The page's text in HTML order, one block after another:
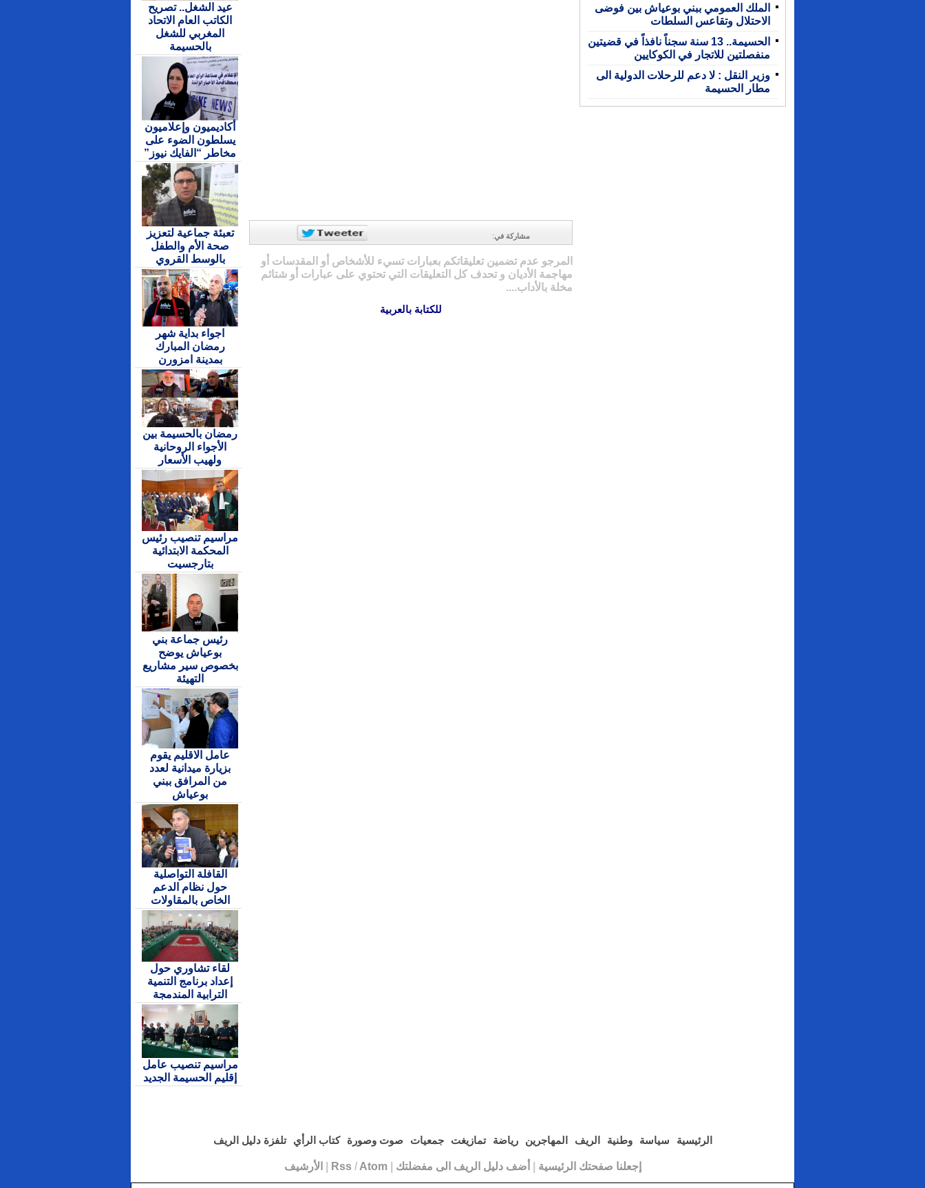
الملك العمومي ببني بوعياش بين فوضى
الاحتلال وتقاعس السلطات
الحسيمة.. 13 سنة سجناً نافذاً في قضيتين
منفصلتين للاتجار في الكوكايين
وزير النقل : لا دعم للرحلات الدولية الى
مطار الحسيمة
مشاركة في:
المرجو عدم تضمين تعليقاتكم بعبارات تسيء للأشخاص أو المقدسات أو
مهاجمة الأديان و تحدف كل التعليقات التي تحتوي على عبارات أو شتائم
مخلة بالأداب....
للكتابة بالعربية
عيد الشغل.. تصريح
الكاتب العام الاتحاد
المغربي للشغل
بالحسيمة
أكاديميون وإعلاميون
يسلطون الضوء على
مخاطر “الفايك نيوز”
تعبئة جماعية لتعزيز
صحة الأم والطفل
بالوسط القروي
اجواء بداية شهر
رمضان المبارك
بمدينة امزورن
رمضان بالحسيمة بين
الأجواء الروحانية
ولهيب الأسعار
مراسيم تنصيب رئيس
المحكمة الابتدائية
بتارجسيت
رئيس جماعة بني
بوعياش يوضح
بخصوص سير مشاريع
التهيئة
عامل الاقليم يقوم
بزيارة ميدانية لعدد
من المرافق ببني
بوعياش
القافلة التواصلية
حول نظام الدعم
الخاص بالمقاولات
لقاء تشاوري حول
إعداد برنامج التنمية
الترابية المندمجة
مراسيم تنصيب عامل
إقليم الحسيمة الجديد
الرئيسية سياسة وطنية الريف المهاجرين رياضة تمازيغت جمعيات صوت وصورة كتاب الرأي تلفزة دليل الريف
إجعلنا صفحتك الرئيسية أضف دليل الريف الى مفضلتك |
Rss / Atom الأرشيف